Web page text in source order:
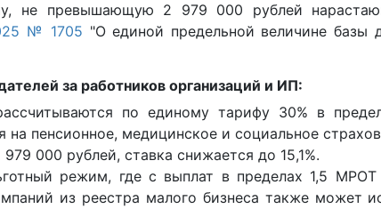
не превышающую 2 979 000 рублей
№ 1705 "О единой предельной величине базы
за работников организаций и ИП:
по единому тарифу 30% в
пенсионное, медицинское и социальное
000 рублей, ставка снижается до 15,1%.
режим, где с выплат в пределах 1,5
из реестра малого бизнеса также может